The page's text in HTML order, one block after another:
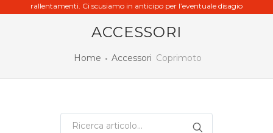
rallentamenti. Ci scusiamo in anticipo per l’eventuale disagio
ACCESSORI
Home Accessori Coprimoto